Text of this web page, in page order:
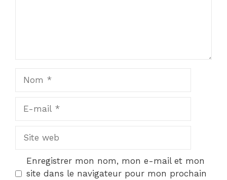
Site
Enregistrer mon nom, mon e-mail et mon
site dans le navigateur pour mon prochain